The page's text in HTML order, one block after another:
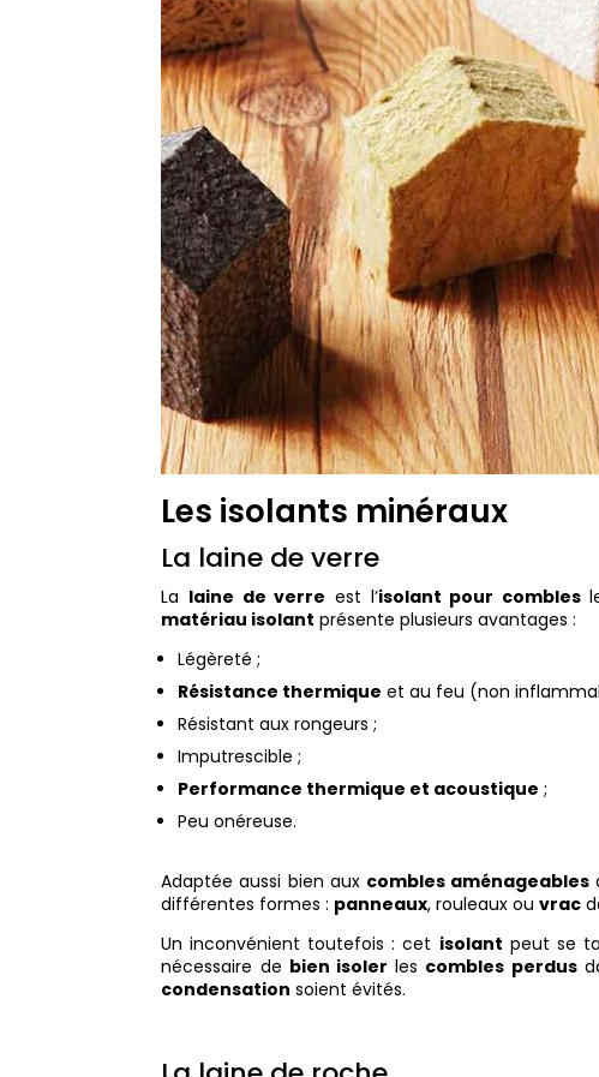
Les isolants minéraux
La laine de verre
La laine de verre est l’isolant pour combles
matériau isolant présente plusieurs avantages :
Légèreté ;
Résistance thermique et au feu (non
Résistant aux rongeurs ;
Imputrescible ;
Performance thermique et acoustique ;
Peu onéreuse.
Adaptée aussi bien aux combles aménageables
différentes formes : panneaux, rouleaux ouvrac
Un inconvénient toutefois : cet isolant peut se
nécessaire de bien isoler les combles perdus
condensation soient évités.